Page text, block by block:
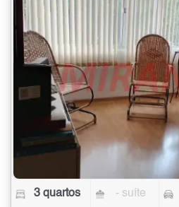
3 quartos - suíte